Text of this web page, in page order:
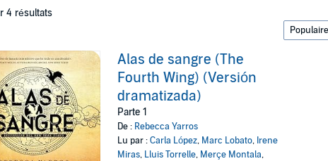
4 résultats
Alas de sangre (The
Fourth Wing) (Versión
dramatizada)
Parte 1
De : Rebecca Yarros
Lu par :Carla López, Marc Lobato, Irene
Miras, Lluis Torrelle, Merçe Montala,